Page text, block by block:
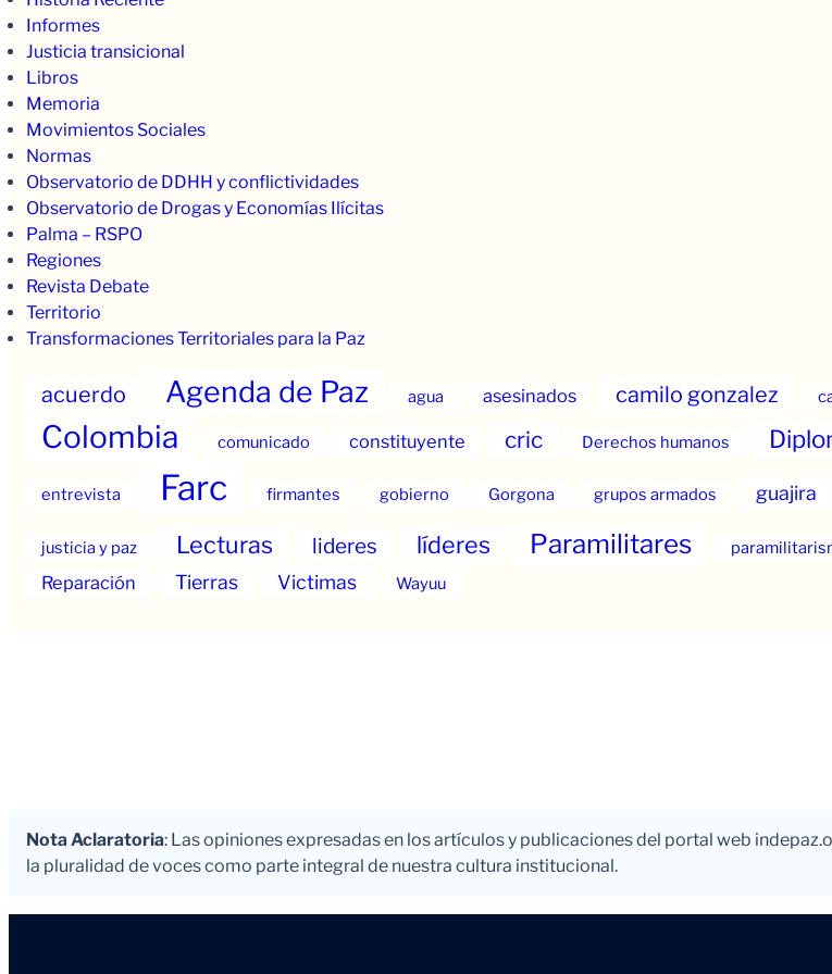
Informes
Justicia transicional
Libros
Memoria
Movimientos Sociales
Normas
Observatorio de DDHH y conflictividades
Observatorio de Drogas y Economías Ilícitas
Palma – RSPO
Regiones
Revista Debate
Territorio
Transformaciones Territoriales para la Paz
acuerdo Agenda de Paz agua asesinados camilo gonzalez
Colombia comunicado constituyente cric Derechos humanos
entrevista Farc firmantes gobierno Gorgona grupos armados guajira
justicia y paz Lecturas lideres líderes Paramilitares
Reparación Tierras Victimas Wayuu
Nota Aclaratoria: Las opiniones expresadas en los artículos y publicaciones del portal web
la pluralidad de voces como parte integral de nuestra cultura institucional.